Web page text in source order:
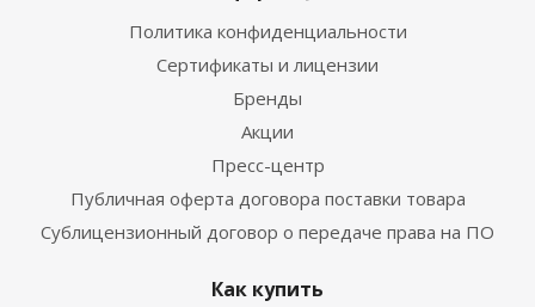
Политика конфиденциальности
Сертификаты и лицензии
Бренды
Акции
Пресс-центр
Публичная оферта договора поставки товара
Сублицензионный договор о передаче права на ПО
Как купить